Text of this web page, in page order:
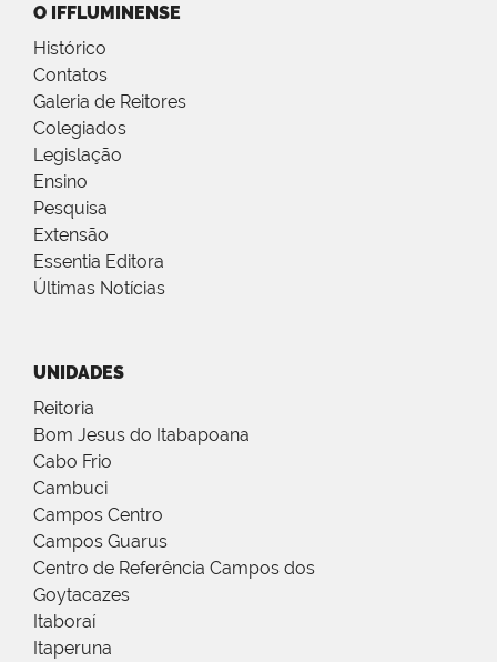
O IFFLUMINENSE
Histórico
Contatos
Galeria de Reitores
Colegiados
Legislação
Ensino
Pesquisa
Extensão
Essentia Editora
Últimas Notícias
UNIDADES
Reitoria
Bom Jesus do Itabapoana
Cabo Frio
Cambuci
Campos Centro
Campos Guarus
Centro de Referência Campos dos
Goytacazes
Itaboraí
Itaperuna